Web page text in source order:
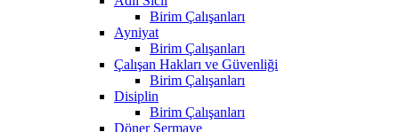
Birim Çalışanları
Ayniyat
Birim Çalışanları
Çalışan Hakları ve Güvenliği
Birim Çalışanları
Disiplin
Birim Çalışanları
Döner Sermaye